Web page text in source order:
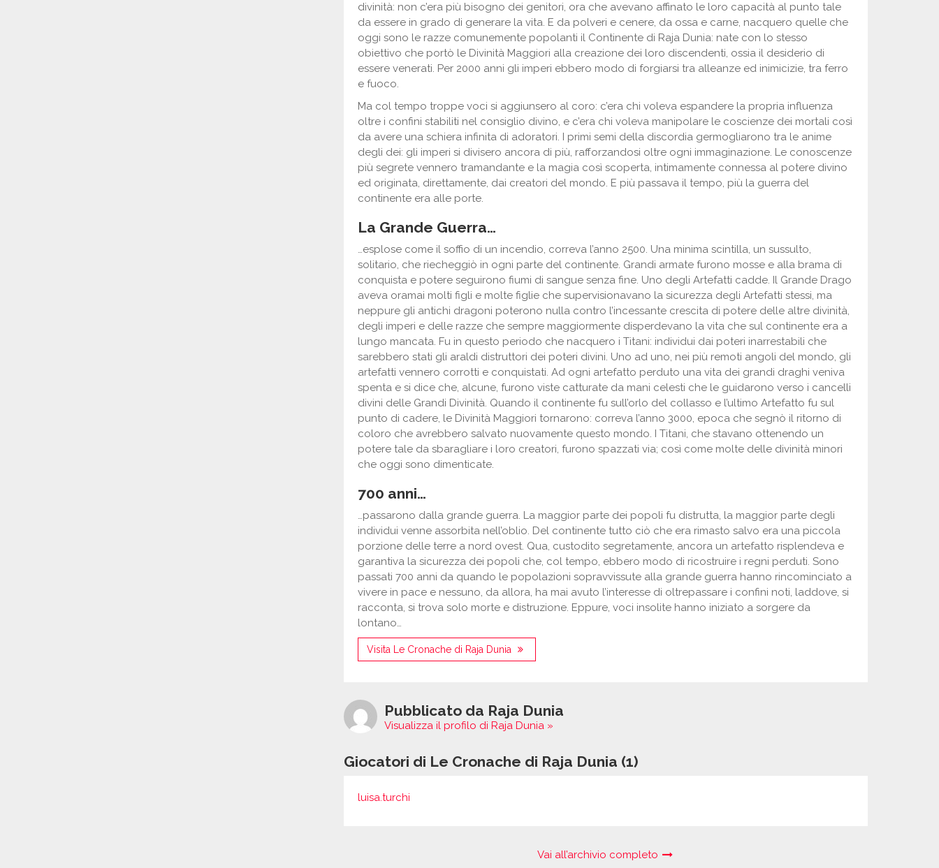
divinità: non c’era più bisogno dei genitori, ora che avevano affinato le loro capacità al punto tale
da essere in grado di generare la vita. E da polveri e cenere, da ossa e carne, nacquero quelle che
oggi sono le razze comunemente popolanti il Continente di Raja Dunia: nate con lo stesso
obiettivo che portò le Divinità Maggiori alla creazione dei loro discendenti, ossia il desiderio di
essere venerati. Per 2000 anni gli imperi ebbero modo di forgiarsi tra alleanze ed inimicizie, tra ferro
e fuoco.
Ma col tempo troppe voci si aggiunsero al coro: c’era chi voleva espandere la propria influenza
oltre i confini stabiliti nel consiglio divino, e c’era chi voleva manipolare le coscienze dei mortali così
da avere una schiera infinita di adoratori. I primi semi della discordia germogliarono tra le anime
degli dei: gli imperi si divisero ancora di più, rafforzandosi oltre ogni immaginazione. Le conoscenze
più segrete vennero tramandante e la magia così scoperta, intimamente connessa al potere divino
ed originata, direttamente, dai creatori del mondo. E più passava il tempo, più la guerra del
continente era alle porte.
La Grande Guerra…
…esplose come il soffio di un incendio, correva l’anno 2500. Una minima scintilla, un sussulto,
solitario, che riecheggiò in ogni parte del continente. Grandi armate furono mosse e alla brama di
conquista e potere seguirono fiumi di sangue senza fine. Uno degli Artefatti cadde. Il Grande Drago
aveva oramai molti figli e molte figlie che supervisionavano la sicurezza degli Artefatti stessi, ma
neppure gli antichi dragoni poterono nulla contro l’incessante crescita di potere delle altre divinità,
degli imperi e delle razze che sempre maggiormente disperdevano la vita che sul continente era a
lungo mancata. Fu in questo periodo che nacquero i Titani: individui dai poteri inarrestabili che
sarebbero stati gli araldi distruttori dei poteri divini. Uno ad uno, nei più remoti angoli del mondo, gli
artefatti vennero corrotti e conquistati. Ad ogni artefatto perduto una vita dei grandi draghi veniva
spenta e si dice che, alcune, furono viste catturate da mani celesti che le guidarono verso i cancelli
divini delle Grandi Divinità. Quando il continente fu sull’orlo del collasso e l’ultimo Artefatto fu sul
punto di cadere, le Divinità Maggiori tornarono: correva l’anno 3000, epoca che segnò il ritorno di
coloro che avrebbero salvato nuovamente questo mondo. I Titani, che stavano ottenendo un
potere tale da sbaragliare i loro creatori, furono spazzati via; così come molte delle divinità minori
che oggi sono dimenticate.
700 anni…
…passarono dalla grande guerra. La maggior parte dei popoli fu distrutta, la maggior parte degli
individui venne assorbita nell’oblio. Del continente tutto ciò che era rimasto salvo era una piccola
porzione delle terre a nord ovest. Qua, custodito segretamente, ancora un artefatto risplendeva e
garantiva la sicurezza dei popoli che, col tempo, ebbero modo di ricostruire i regni perduti. Sono
passati 700 anni da quando le popolazioni sopravvissute alla grande guerra hanno rincominciato a
vivere in pace e nessuno, da allora, ha mai avuto l’interesse di oltrepassare i confini noti, laddove, si
racconta, si trova solo morte e distruzione. Eppure, voci insolite hanno iniziato a sorgere da
lontano…
Visita Le Cronache di Raja Dunia
Pubblicato da Raja Dunia
Visualizza il profilo di Raja Dunia »
Giocatori di Le Cronache di Raja Dunia (1)
luisa.turchi
Vai all’archivio completo